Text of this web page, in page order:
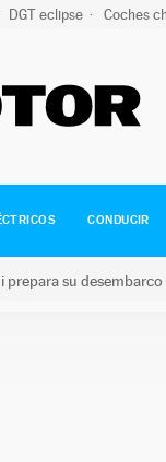
DGT eclipse Coches
CONDUCIR
prepara su